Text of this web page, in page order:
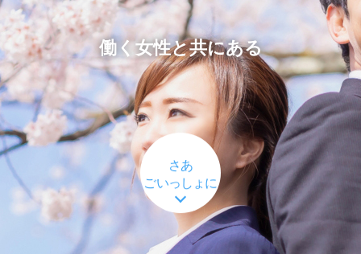
働く女性と共にある
さあ
ごいっしょに